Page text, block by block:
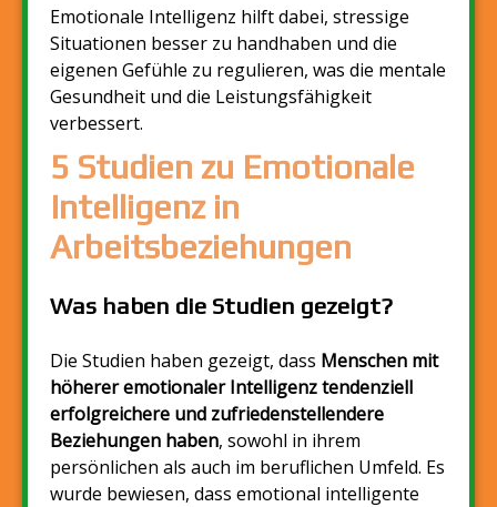
Emotionale Intelligenz hilft dabei, stressige
Situationen besser zu handhaben und die
eigenen Gefühle zu regulieren, was die mentale
Gesundheit und die Leistungsfähigkeit
verbessert.
5 Studien zu Emotionale
Intelligenz in
Arbeitsbeziehungen
Was haben die Studien gezeigt?
Die Studien haben gezeigt, dass Menschen mit
höherer emotionaler Intelligenz tendenziell
erfolgreichere und zufriedenstellendere
Beziehungen haben, sowohl in ihrem
persönlichen als auch im beruflichen Umfeld. Es
wurde bewiesen, dass emotional intelligente